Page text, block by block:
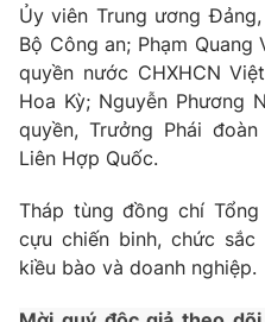
Emagazine
Photo
Video
VTV Money
VTV Sức khoẻ
Ủy viên Trung ương
Bộ Công an; Phạm
quyền nước CHXHCN
Hoa Kỳ; Nguyễn Phương
quyền, Trưởng Phái
Liên Hợp Quốc.
Tháp tùng đồng chí
cựu chiến binh, chức
kiều bào và doanh nghiệp.